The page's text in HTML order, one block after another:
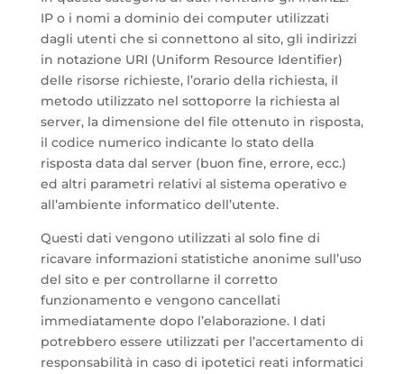
IP o i nomi a dominio dei computer utilizzati
dagli utenti che si connettono al sito, gli indirizzi
in notazione URI (Uniform Resource Identifier)
delle risorse richieste, l’orario della richiesta, il
metodo utilizzato nel sottoporre la richiesta al
server, la dimensione del file ottenuto in risposta,
il codice numerico indicante lo stato della
risposta data dal server (buon fine, errore, ecc.)
ed altri parametri relativi al sistema operativo e
all’ambiente informatico dell’utente.
Questi dati vengono utilizzati al solo fine di
ricavare informazioni statistiche anonime sull’uso
del sito e per controllarne il corretto
funzionamento e vengono cancellati
immediatamente dopo l’elaborazione. I dati
potrebbero essere utilizzati per l’accertamento di
responsabilità in caso di ipotetici reati informatici